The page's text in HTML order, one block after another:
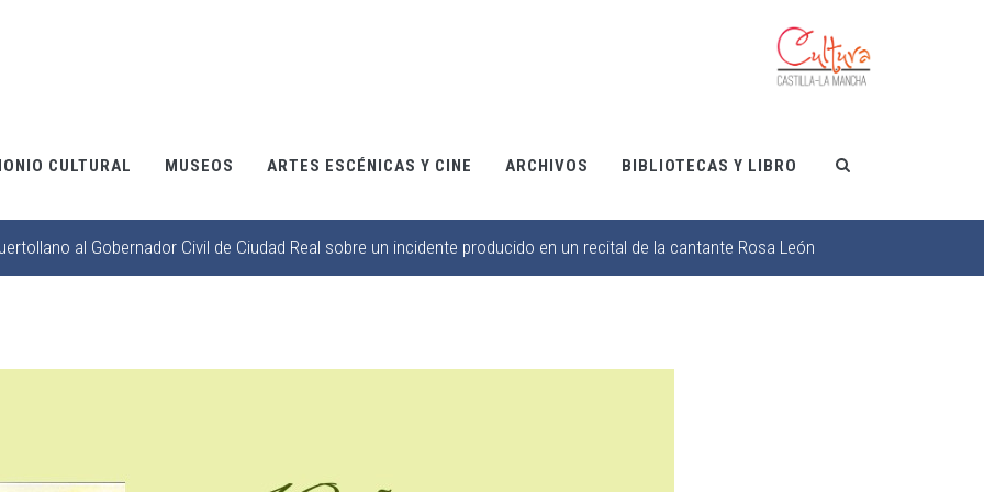
CULTURAL MUSEOS ARTES ESCÉNICAS Y CINE ARCHIVOS BIBLIOTECAS Y LIBRO
al Gobernador Civil de Ciudad Real sobre un incidente producido en un recital de la cantante Rosa León